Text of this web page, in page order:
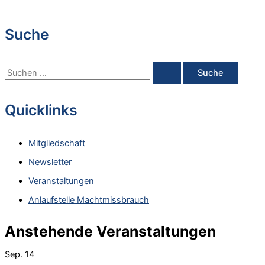
Suche
S
c
Quicklinks
Mitgliedschaft
Newsletter
Veranstaltungen
Anlaufstelle Machtmissbrauch
Anstehende Veranstaltungen
Sep. 14